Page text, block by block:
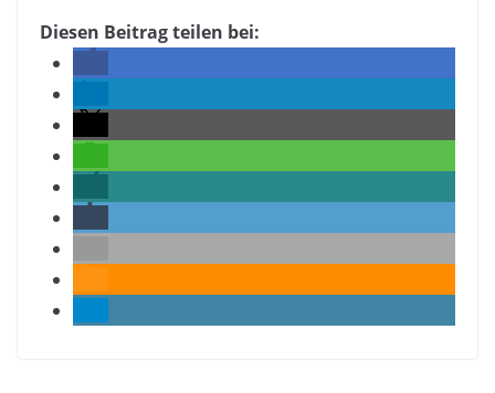
Diesen Beitrag teilen bei: